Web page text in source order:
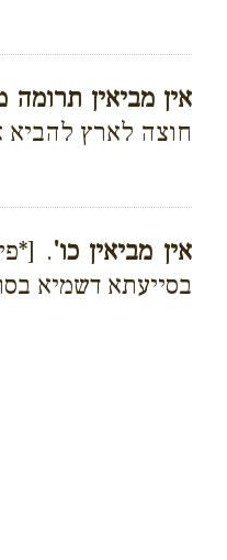
אין מביאין
חוצה לארץ להביא
אין מביאין כו'.
בסייעתא דשמיא